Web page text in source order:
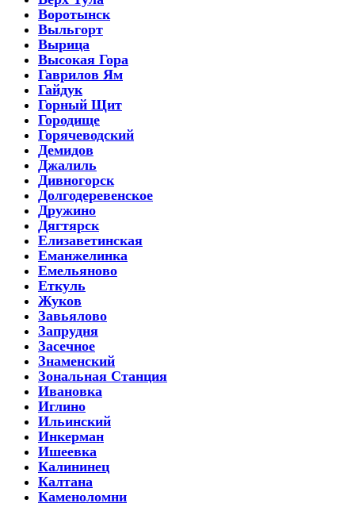
Воротынск
Выльгорт
Вырица
Высокая Гора
Гаврилов Ям
Гайдук
Горный Щит
Городище
Горячеводский
Демидов
Джалиль
Дивногорск
Долгодеревенское
Дружино
Дягтярск
Елизаветинская
Еманжелинка
Емельяново
Еткуль
Жуков
Завьялово
Запрудня
Засечное
Знаменский
Зональная Станция
Ивановка
Иглино
Ильинский
Инкерман
Ишеевка
Калининец
Калтана
Каменоломни